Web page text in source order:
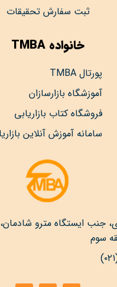
ثبت سفارش تحقیقات
خانواده TMBA
پورتال TMBA
آموزشگاه بازارسازان
فروشگاه کتاب بازاریابی
سامانه آموزش آنلاین
جنب ایستگاه مترو